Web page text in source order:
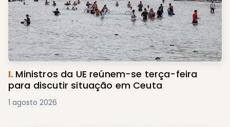
I. Ministros da UE reúnem-se terça-feira
para discutir situação em Ceuta
1 agosto 2026